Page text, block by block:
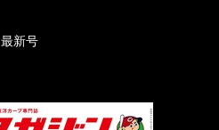
最新号